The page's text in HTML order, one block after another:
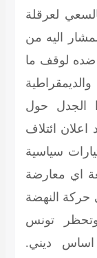
لعرقلة
اليه من
ضده لوقف ما
الجدل حول
اعلان ائتلاف
سياسية
اي معارضة
حركة النهضة
تونس
ديني.